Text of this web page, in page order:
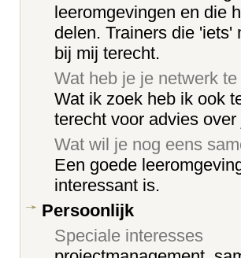
leeromgevingen en die
delen. Trainers die
bij mij terecht.
Wat heb je je netwerk
Wat ik zoek heb ik ook
terecht voor advies
Wat wil je nog eens
Een goede
interessant is.
Persoonlijk
Speciale interesses